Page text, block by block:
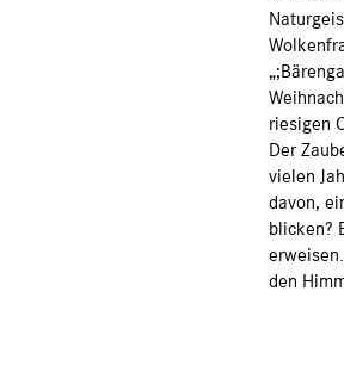
riesigen
Der
vielen
davon,
blicken?
den